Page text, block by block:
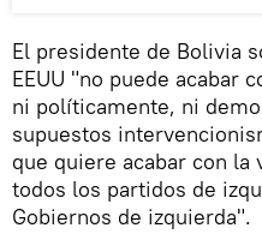
El presidente de Bolivia
EEUU "no puede acabar
ni políticamente, ni
supuestos
que quiere acabar con la
todos los partidos de
Gobiernos de izquierda".